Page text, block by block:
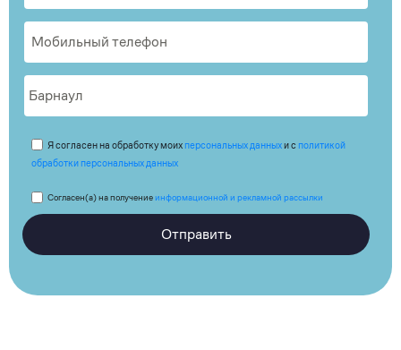
Я согласен на обработку моих персональных данныхи с политикой
обработки персональных данных
Согласен(а) на получениеинформационной и рекламной рассылки
Отправить